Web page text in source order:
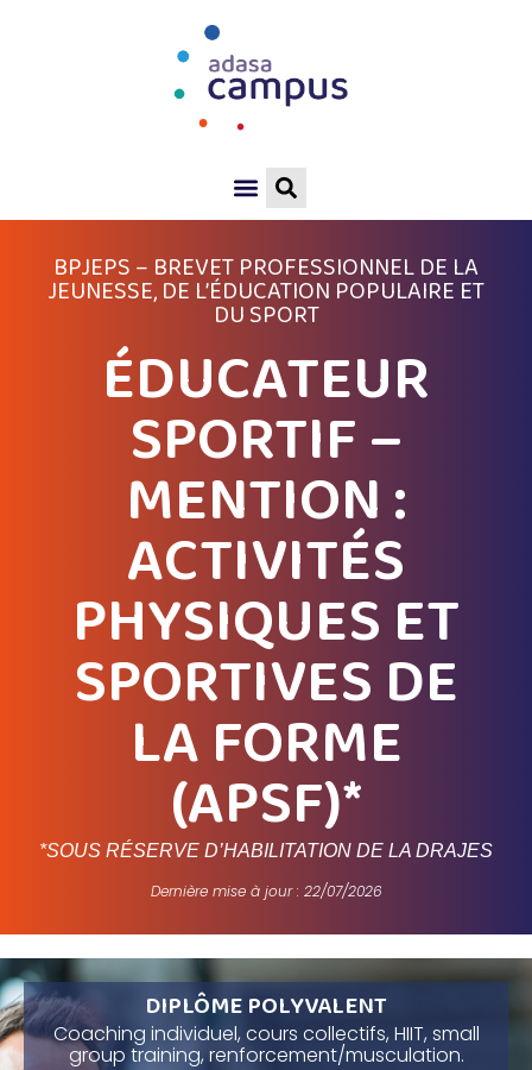
BPJEPS – BREVET PROFESSIONNEL DE LA
JEUNESSE, DE L’ÉDUCATION POPULAIRE ET
DU SPORT
ÉDUCATEUR
SPORTIF –
MENTION :
ACTIVITÉS
PHYSIQUES ET
SPORTIVES DE
LA FORME
(APSF)*
*SOUS RÉSERVE D’HABILITATION DE LA DRAJES
Dernière mise à jour : 22/07/2026
DIPLÔME POLYVALENT
Coaching individuel, cours collectifs, HIIT, small
group training, renforcement/musculation.